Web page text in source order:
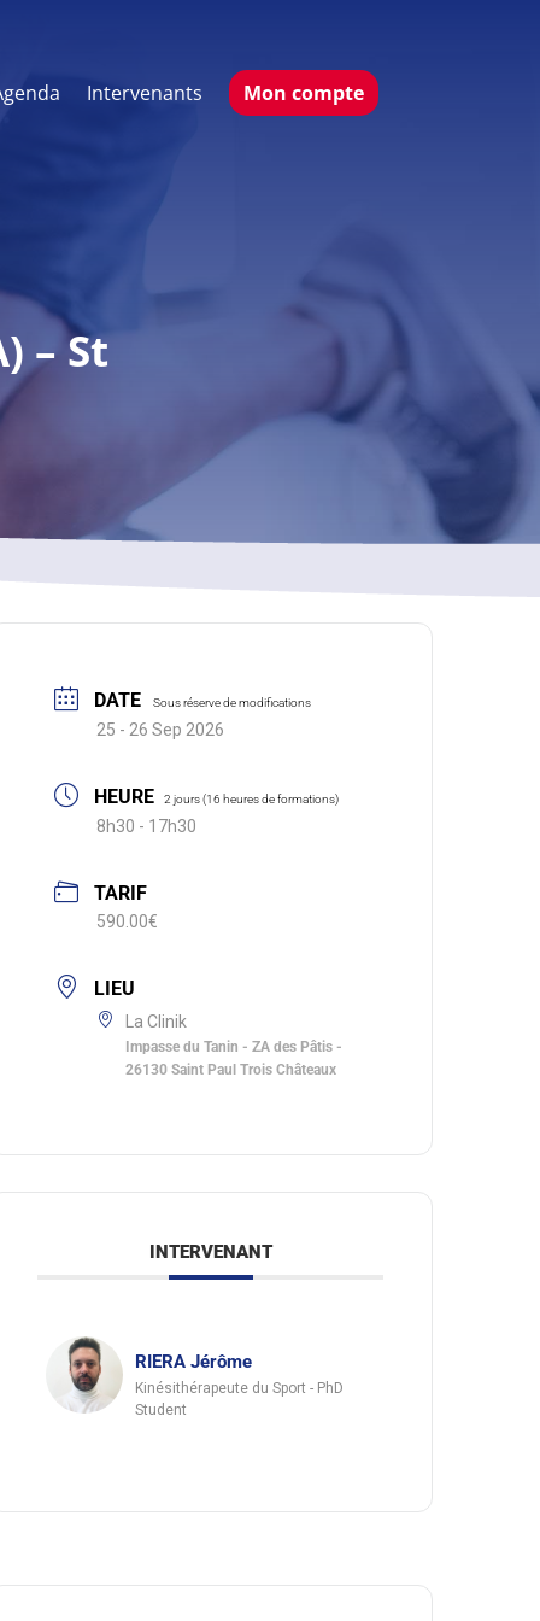
Intervenants Mon compte
– St
DATE
25 - 26 Sep 2026
HEURE 2 jours (16 heures de formations)
8h30 - 17h30
TARIF
590.00€
LIEU
La Clinik
Impasse du Tanin - ZA des Pâtis -
26130 Saint Paul Trois Châteaux
INTERVENANT
RIERA Jérôme
Kinésithérapeute du Sport - PhD
Student